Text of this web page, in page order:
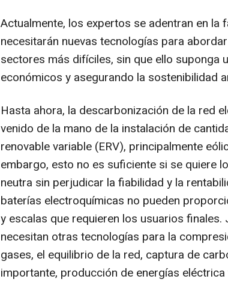
Actualmente, los expertos se adentran en la
necesitarán nuevas tecnologías para
sectores más difíciles, sin que ello suponga
económicos y asegurando la sostenibilidad
Hasta ahora, la descarbonización de la red
venido de la mano de la instalación de
renovable variable (ERV), principalmente
embargo, esto no es suficiente si se quiere
neutra sin perjudicar la fiabilidad y la
baterías electroquímicas no pueden
y escalas que requieren los usuarios finales.
necesitan otras tecnologías para la
gases, el equilibrio de la red, captura de
importante, producción de energías eléctrica